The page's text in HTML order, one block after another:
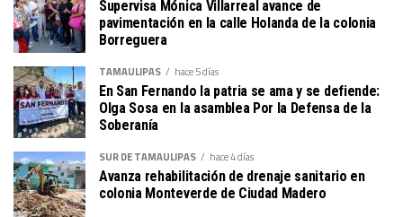
Supervisa Mónica Villarreal avance de
pavimentación en la calle Holanda de la colonia
Borreguera
TAMAULIPAS hace 5 días
En San Fernando la patria se ama y se defiende:
Olga Sosa en la asamblea Por la Defensa de la
Soberanía
SUR DE TAMAULIPAS hace 4 días
Avanza rehabilitación de drenaje sanitario en
colonia Monteverde de Ciudad Madero